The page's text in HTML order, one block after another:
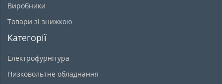
Виробники
Товари зі знижкою
Категорії
Електрофурнітура
Низковольтне обладнання